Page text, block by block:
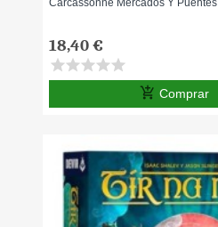
Carcassonne Mercados Y Puentes
18,40 €
starstarstarstarstar
add_shopping_cart Comprar